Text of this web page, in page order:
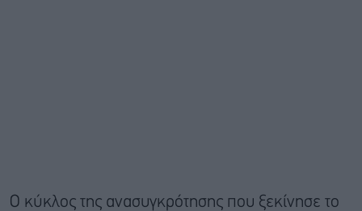
Ο κύκλος της ανασυγκρότησης που ξεκίνησε το